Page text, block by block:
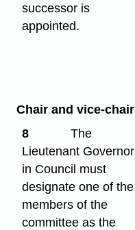
successor is
appointed.
Chair and vice-chair
8
The
Lieutenant Governor
in Council must
designate one of the
members of the
committee as the